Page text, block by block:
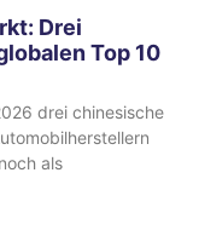
Drei
Top 10
drei chinesische
als